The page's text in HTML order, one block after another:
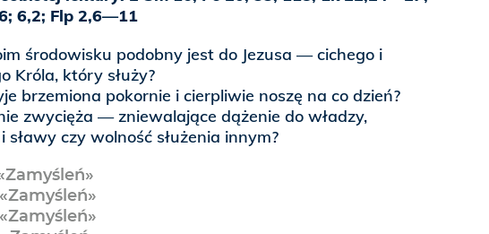
6,2; Flp 2,6—11
środowisku podobny jest do Jezusa — cichego i
Króla, który służy?
brzemiona pokornie i cierpliwie noszę na co dzień?
zwycięża — zniewalające dążenie do władzy,
sławy czy wolność służenia innym?